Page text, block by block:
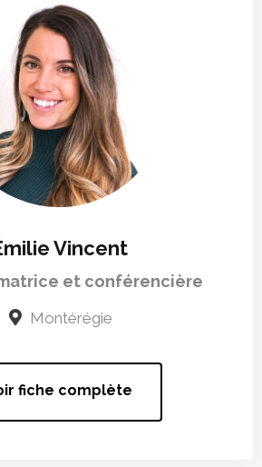
Vincent
et conférencière
Montérégie
fiche complète